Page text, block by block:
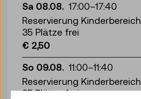
Sa 08.08. 17:00–17:40
Reservierung Kinderbereich
35 Plätze frei
€ 2,50
So 09.08. 11:00–11:40
Reservierung Kinderbereich
35 Plätze frei